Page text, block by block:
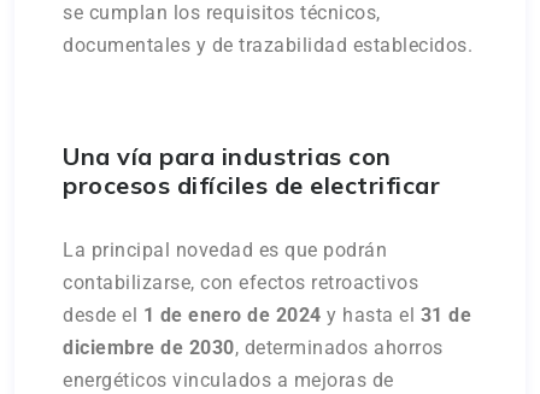
se cumplan los requisitos técnicos,
documentales y de trazabilidad establecidos.
Una vía para industrias con
procesos difíciles de electrificar
La principal novedad es que podrán
contabilizarse, con efectos retroactivos
desde el 1 de enero de 2024 y hasta el 31 de
diciembre de 2030, determinados ahorros
energéticos vinculados a mejoras de